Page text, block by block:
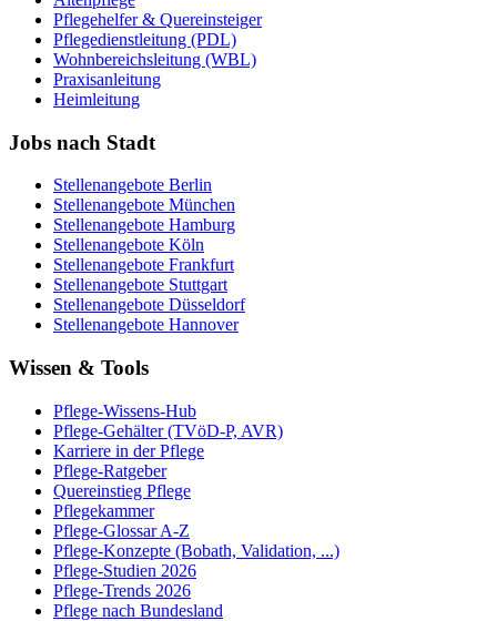
Pflegehelfer & Quereinsteiger
Pflegedienstleitung (PDL)
Wohnbereichsleitung (WBL)
Praxisanleitung
Heimleitung
Jobs nach Stadt
Stellenangebote Berlin
Stellenangebote München
Stellenangebote Hamburg
Stellenangebote Köln
Stellenangebote Frankfurt
Stellenangebote Stuttgart
Stellenangebote Düsseldorf
Stellenangebote Hannover
Wissen & Tools
Pflege-Wissens-Hub
Pflege-Gehälter (TVöD-P, AVR)
Karriere in der Pflege
Pflege-Ratgeber
Quereinstieg Pflege
Pflegekammer
Pflege-Glossar A-Z
Pflege-Konzepte (Bobath, Validation, ...)
Pflege-Studien 2026
Pflege-Trends 2026
Pflege nach Bundesland